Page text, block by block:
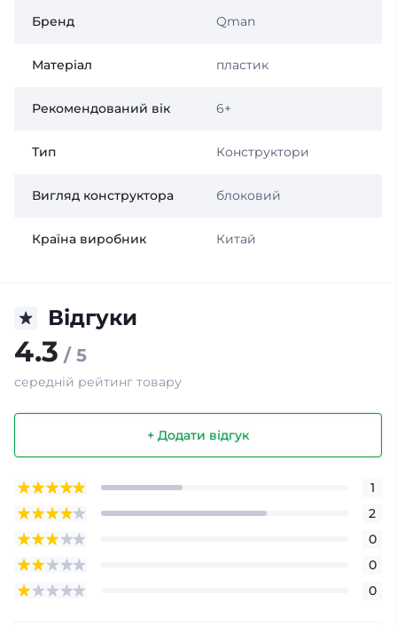
Бренд Qman
Матеріал пластик
Рекомендований вік 6+
Тип Конструктори
Вигляд конструктора блоковий
Країна виробник Китай
Відгуки
4.3 / 5
середній рейтинг товару
+ Додати відгук
1
2
0
0
0